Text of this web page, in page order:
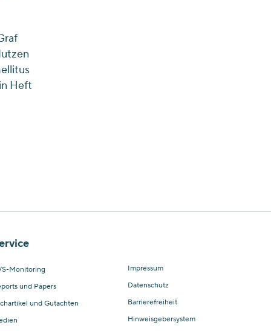
Heft
Monitoring
und Papers
und Gutachten
Impressum
Datenschutz
Barrierefreiheit
Hinweisgebersystem